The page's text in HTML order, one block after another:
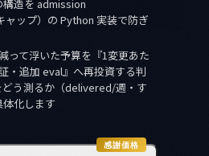
造を admission
ップ）の Python 実装で防ぎ
って浮いた予算を『1変更あた
・追加 eval』へ再投資する判
どう測るか（delivered/週・す
化します
感謝価格